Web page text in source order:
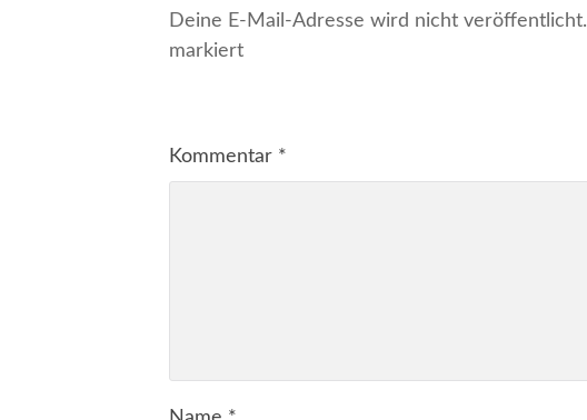
Deine E-Mail-Adresse wird nicht veröffentlicht.
markiert
Kommentar *